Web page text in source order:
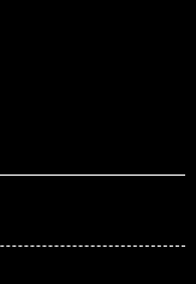
广东省江门市蓬江区广场西路萧邦售后服务中心（需提前预约）